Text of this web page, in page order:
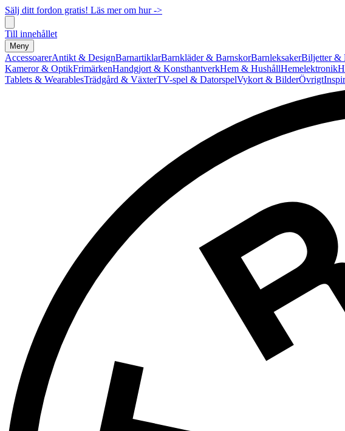
Sälj ditt fordon gratis! Läs mer om hur ->
Till innehållet
Meny
AccessoarerAntikt & DesignBarnartiklarBarnkläder & BarnskorBarnleksakerBiljetter &
Kameror & OptikFrimärkenHandgjort & KonsthantverkHem & HushållHemelektronik
Tablets & WearablesTrädgård & VäxterTV-spel & DatorspelVykort & BilderÖvrigt